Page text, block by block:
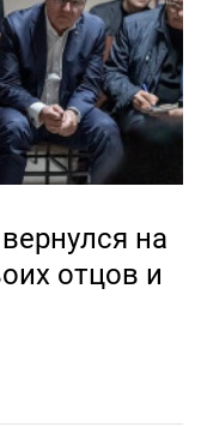
на
отцов и